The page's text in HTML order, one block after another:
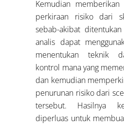
Kemudian memberikan
perkiraan risiko dari
sebab-akibat
analis dapat
menentukan teknik
kontrol mana yang
dan kemudian
penurunan risiko dari
tersebut. Hasilnya
diperluas untuk